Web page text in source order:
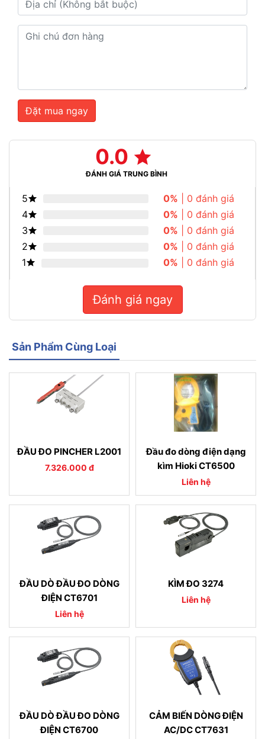
Đặt mua ngay
0.0
ĐÁNH GIÁ TRUNG BÌNH
5 0% | 0 đánh giá
4
0% | 0 đánh giá
3
0% | 0 đánh giá
2
0% | 0 đánh giá
1
0% | 0 đánh giá
Đánh giá ngay
Sản Phẩm Cùng Loại
ĐẦU ĐO PINCHER L2001
7.326.000 đ
Đầu đo dòng điện dạng
kìm Hioki CT6500
Liên hệ
ĐẦU DÒ ĐẦU ĐO DÒNG
ĐIỆN CT6701
Liên hệ
KÌM ĐO 3274
Liên hệ
ĐẦU DÒ ĐẦU ĐO DÒNG
ĐIỆN CT6700
CẢM BIẾN DÒNG ĐIỆN
AC/DC CT7631